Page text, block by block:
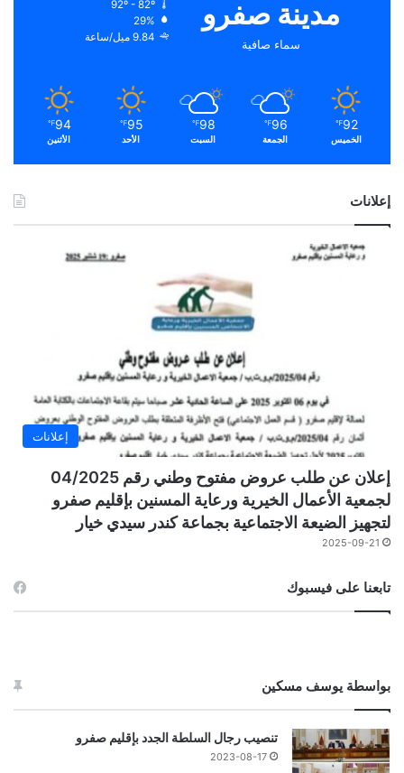
مدينة صفرو
سماء صافية
92º - 82º
29%
9.84 ميل/ساعة
92
℉
الخميس
96
℉
الجمعة
98
℉
السبت
95
℉
الأحد
94
℉
الأثنين
إعلانات
إعلانات
إعلان عن طلب عروض مفتوح وطني رقم 04/2025
لجمعية الأعمال الخيرية ورعاية المسنين بإقليم صفرو
لتجهيز الضيعة الاجتماعية بجماعة كندر سيدي خيار
2025-09-21
تابعنا على فيسبوك
بواسطة يوسف مسكين
تنصيب رجال السلطة الجدد بإقليم صفرو
2023-08-17